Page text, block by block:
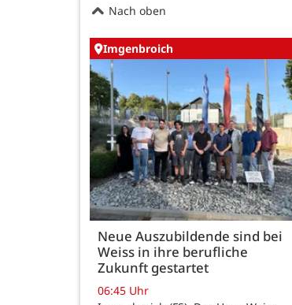
Nach oben
Imgenbroich
Neue Auszubildende sind bei
Weiss in ihre berufliche
Zukunft gestartet
06:45 Uhr